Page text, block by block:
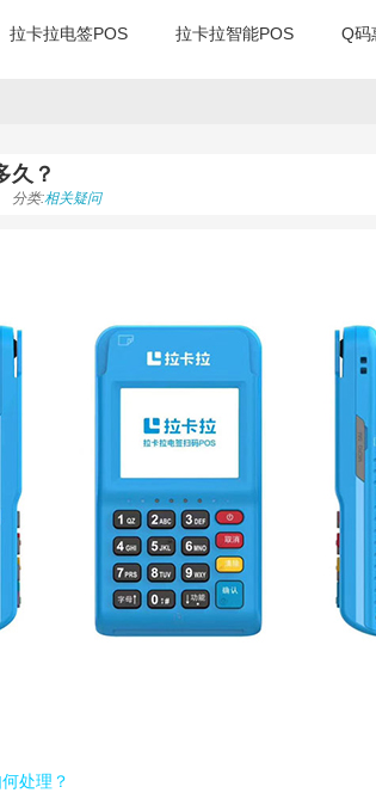
拉卡拉电签POS 拉卡拉智能POS Q码
久？
分类:相关疑问
处理？